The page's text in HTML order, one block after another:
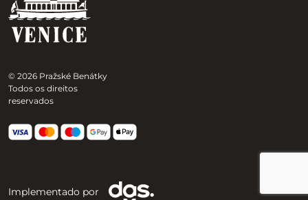
© 2026 Pražské Benátky
Todos os direitos
reservados
Implementado por